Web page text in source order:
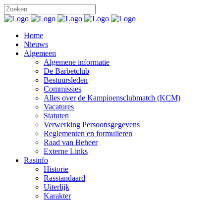
Home
Nieuws
Algemeen
Algemene informatie
De Barbetclub
Bestuursleden
Commissies
Alles over de Kampioensclubmatch (KCM)
Vacatures
Statuten
Verwerking Persoonsgegevens
Reglementen en formulieren
Raad van Beheer
Externe Links
Rasinfo
Historie
Rasstandaard
Uiterlijk
Karakter